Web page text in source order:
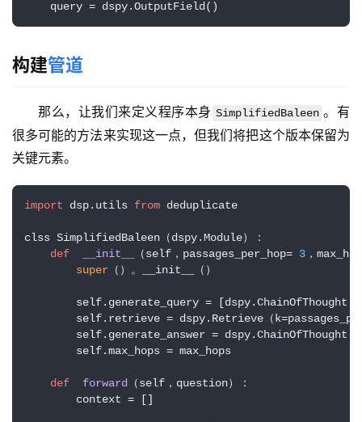
录
资
讯
免
    query = dspy.OutputField()
构建管道
那么，让我们来定义程序本身 SimplifiedBaleen 。有
很多可能的方法来实现这一点，但我们将把这个版本保留为
关键元素。
import dsp.utils from deduplicate
clss SimplifiedBaleen（dspy.Module）：
def
__init__ （self，passages_per_hop= 3 ，
super （）。__init__（）
self.generate_query = [dspy.ChainOfThought
self.retrieve = dspy.Retrieve（
self.generate_answer = dspy.ChainOfThought
        self.max_hops = max_hops
def forward （self，question）：
        context = []